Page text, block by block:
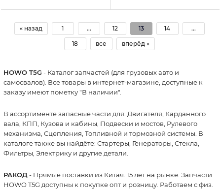
« назад 1 ... 12 13 14 ...
18 все вперёд »
HOWO T5G - Каталог запчастей (для грузовых авто и
самосвалов). Все товары в интернет-магазине, доступные к
заказу имеют пометку "В наличии".
В ассортименте запасные части для: Двигателя, Карданного
вала, КПП, Кузова и кабины, Подвески и мостов, Рулевого
механизма, Сцепления, Топливной и тормозной системы. В
каталоге также вы найдёте: Стартеры, Генераторы, Стекла,
Фильтры, Электрику и другие детали.
РАКОД- Прямые поставки из Китая. 15 лет на рынке. Запчасти
HOWO T5G доступны к покупке опт и розницу. Работаем с физ.